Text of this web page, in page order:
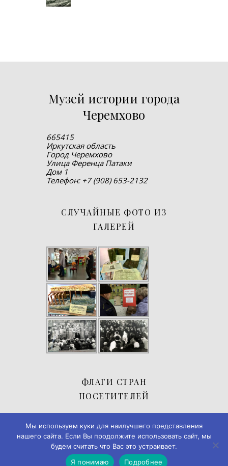
Музей истории города
Черемхово
665415
Иркутская область
Город Черемхово
Улица Ференца Патаки
Дом 1
Телефон: +7 (908) 653-2132
СЛУЧАЙНЫЕ ФОТО ИЗ
ГАЛЕРЕЙ
ФЛАГИ СТРАН
ПОСЕТИТЕЛЕЙ
Мы используем куки для наилучшего представления
нашего сайта. Если Вы продолжите использовать сайт, мы
будем считать что Вас это устраивает.
Я понимаю
Подробнее